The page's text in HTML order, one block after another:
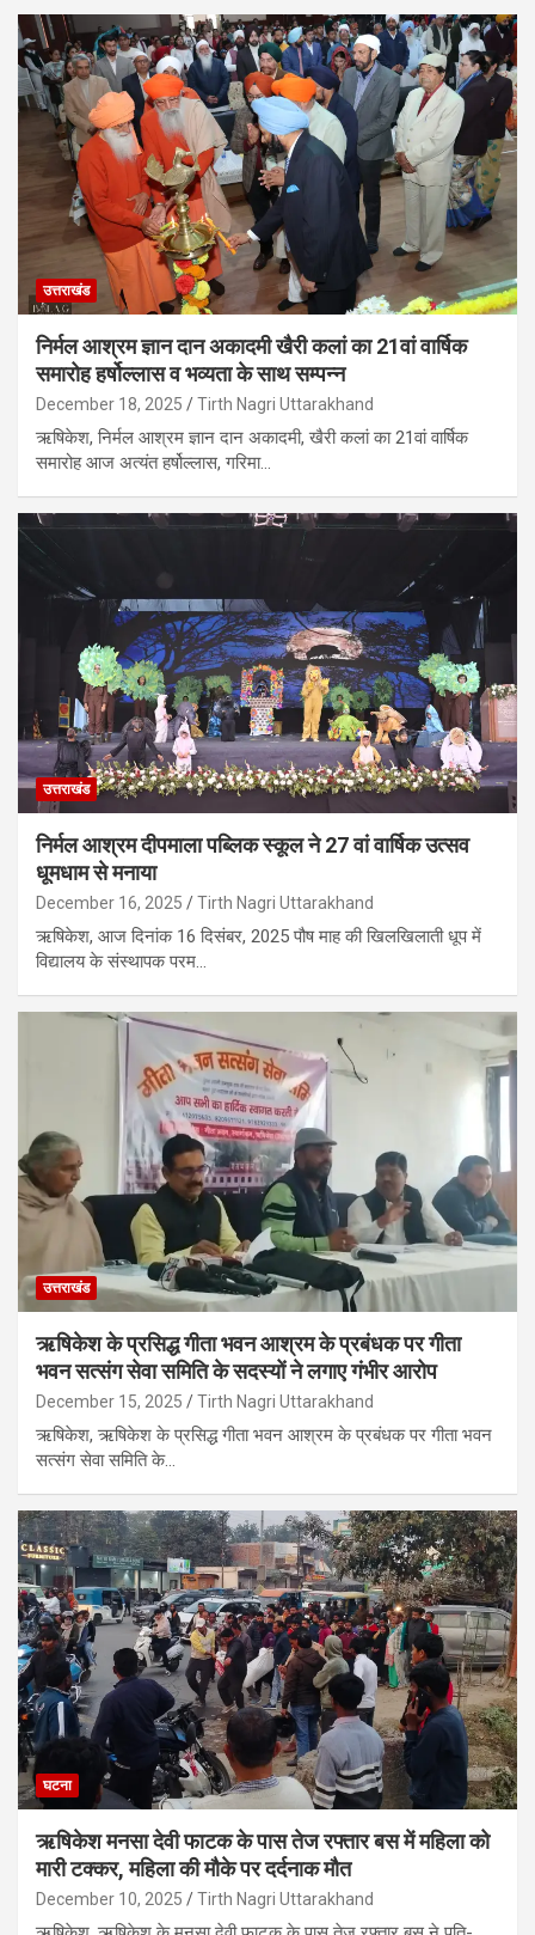
उत्तराखंड
निर्मल आश्रम ज्ञान दान अकादमी खैरी कलां का 21वां वार्षिक
समारोह हर्षोल्लास व भव्यता के साथ सम्पन्न
December 18, 2025 Tirth Nagri Uttarakhand
ऋषिकेश, निर्मल आश्रम ज्ञान दान अकादमी, खैरी कलां का 21वां वार्षिक
समारोह आज अत्यंत हर्षोल्लास, गरिमा…
उत्तराखंड
निर्मल आश्रम दीपमाला पब्लिक स्कूल ने 27 वां वार्षिक उत्सव
धूमधाम से मनाया
December 16, 2025 Tirth Nagri Uttarakhand
ऋषिकेश, आज दिनांक 16 दिसंबर, 2025 पौष माह की खिलखिलाती धूप में
विद्यालय के संस्थापक परम…
उत्तराखंड
ऋषिकेश के प्रसिद्ध गीता भवन आश्रम के प्रबंधक पर गीता
भवन सत्संग सेवा समिति के सदस्यों ने लगाए गंभीर आरोप
December 15, 2025 Tirth Nagri Uttarakhand
ऋषिकेश, ऋषिकेश के प्रसिद्ध गीता भवन आश्रम के प्रबंधक पर गीता भवन
सत्संग सेवा समिति के…
घटना
ऋषिकेश मनसा देवी फाटक के पास तेज रफ्तार बस में महिला को
मारी टक्कर, महिला की मौके पर दर्दनाक मौत
December 10, 2025 Tirth Nagri Uttarakhand